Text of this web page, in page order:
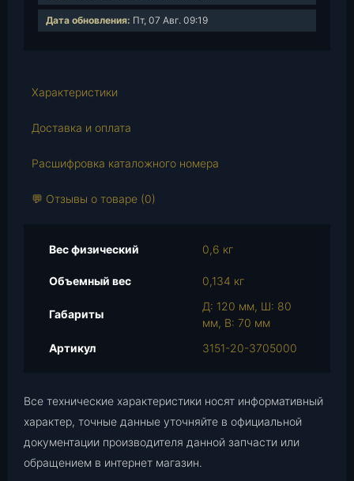
о
в
р
К
т
н
и
Дата обновления: Пт, 07 Авг. 09:19
Характеристики
Доставка и оплата
Расшифровка каталожного номера
💬 Отзывы о товаре (0)
Вес физический 0,6 кг
Объемный вес 0,134 кг
Габариты
Д: 120 мм, Ш: 80
мм, В: 70 мм
Артикул
3151-20-3705000
Все технические характеристики носят информативный
характер, точные данные уточняйте в официальной
документации производителя данной запчасти или
обращением в интернет магазин.